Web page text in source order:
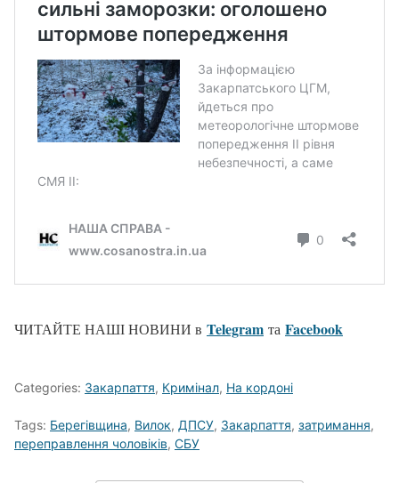
ЧИТАЙТЕ НАШІ НОВИНИ в Telegram та Facebook
Categories: Закарпаття, Кримінал, На кордоні
Tags: Берегівщина, Вилок, ДПСУ, Закарпаття, затримання,
переправлення чоловіків, СБУ